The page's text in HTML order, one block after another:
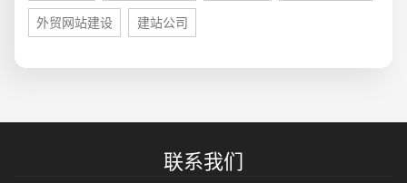
外贸网站建设 建站公司
联系我们
招标项目